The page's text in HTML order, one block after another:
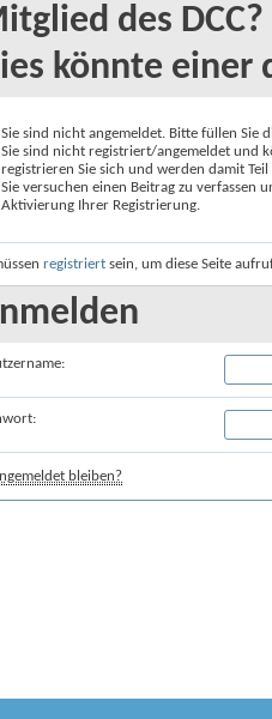
des DCC?
könnte einer
Sie sind nicht angemeldet. Bitte füllen Sie
Sie sind nicht registriert/angemeldet und
registrieren Sie sich und werden damit
Sie versuchen einen Beitrag zu verfassen
Aktivierung Ihrer Registrierung.
registriert sein, um diese Seite
bleiben?